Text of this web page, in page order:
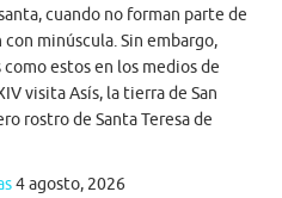
cuando no forman parte de
minúscula. Sin embargo,
estos en los medios de
visita Asís, la tierra de San
rostro de Santa Teresa de
4 agosto, 2026